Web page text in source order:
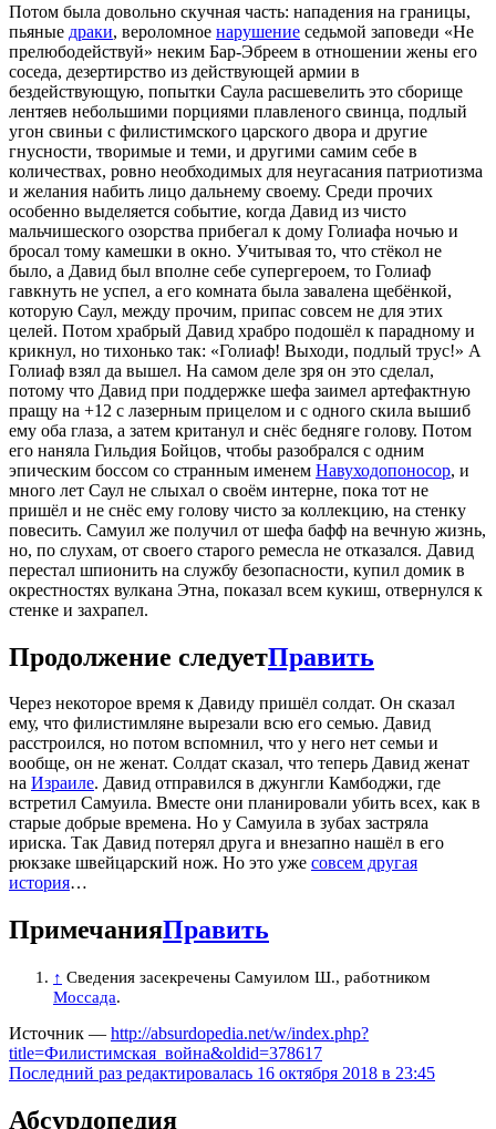
Потом была довольно скучная часть: нападения на границы,
пьяные драки, вероломное нарушение седьмой заповеди «Не
прелюбодействуй» неким Бар-Эбреем в отношении жены его
соседа, дезертирство из действующей армии в
бездействующую, попытки Саула расшевелить это сборище
лентяев небольшими порциями плавленого свинца, подлый
угон свиньи с филистимского царского двора и другие
гнусности, творимые и теми, и другими самим себе в
количествах, ровно необходимых для неугасания патриотизма
и желания набить лицо дальнему своему. Среди прочих
особенно выделяется событие, когда Давид из чисто
мальчишеского озорства прибегал к дому Голиафа ночью и
бросал тому камешки в окно. Учитывая то, что стёкол не
было, а Давид был вполне себе супергероем, то Голиаф
гавкнуть не успел, а его комната была завалена щебёнкой,
которую Саул, между прочим, припас совсем не для этих
целей. Потом храбрый Давид храбро подошёл к парадному и
крикнул, но тихонько так: «Голиаф! Выходи, подлый трус!» А
Голиаф взял да вышел. На самом деле зря он это сделал,
потому что Давид при поддержке шефа заимел артефактную
пращу на +12 с лазерным прицелом и с одного скила вышиб
ему оба глаза, а затем кританул и снёс бедняге голову. Потом
его наняла Гильдия Бойцов, чтобы разобрался с одним
эпическим боссом со странным именем Навуходопоносор, и
много лет Саул не слыхал о своём интерне, пока тот не
пришёл и не снёс ему голову чисто за коллекцию, на стенку
повесить. Самуил же получил от шефа бафф на вечную жизнь,
но, по слухам, от своего старого ремесла не отказался. Давид
перестал шпионить на службу безопасности, купил домик в
окрестностях вулкана Этна, показал всем кукиш, отвернулся к
стенке и захрапел.
Продолжение следуетПравить
Через некоторое время к Давиду пришёл солдат. Он сказал
ему, что филистимляне вырезали всю его семью. Давид
расстроился, но потом вспомнил, что у него нет семьи и
вообще, он не женат. Солдат сказал, что теперь Давид женат
на Израиле. Давид отправился в джунгли Камбоджи, где
встретил Самуила. Вместе они планировали убить всех, как в
старые добрые времена. Но у Самуила в зубах застряла
ириска. Так Давид потерял друга и внезапно нашёл в его
рюкзаке швейцарский нож. Но это уже совсем другая
история…
ПримечанияПравить
↑ Сведения засекречены Самуилом Ш., работником
Моссада.
Источник — http://absurdopedia.net/w/index.php?
title=Филистимская_война&oldid=378617
Последний раз редактировалась 16 октября 2018 в 23:45
Абсурдопедия